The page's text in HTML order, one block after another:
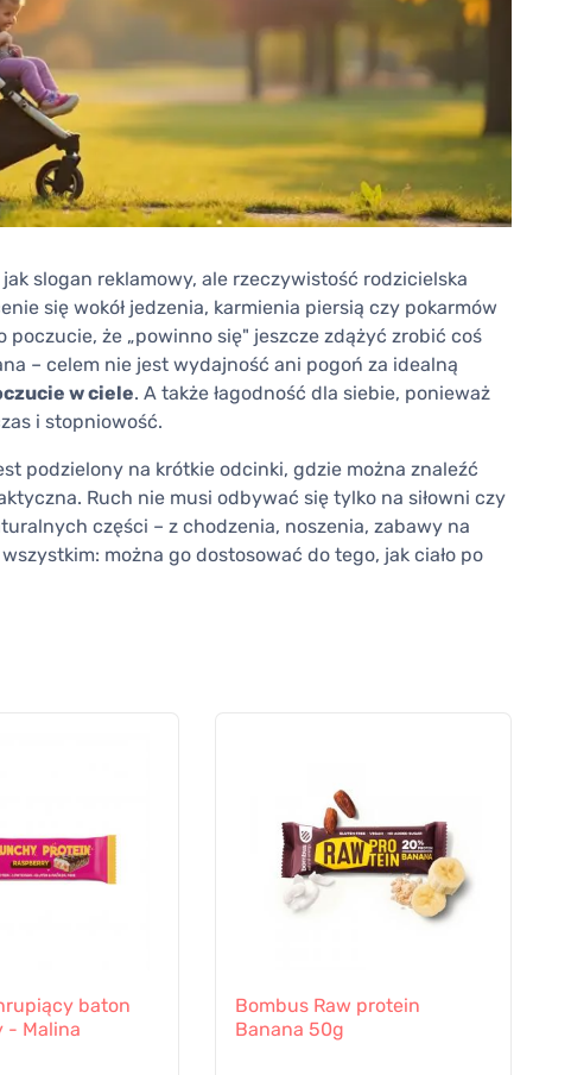
slogan reklamowy, ale rzeczywistość rodzicielska
się wokół jedzenia, karmienia piersią czy pokarmów
że „powinno się" jeszcze zdążyć zrobić coś
– celem nie jest wydajność ani pogoń za idealną
w ciele. A także łagodność dla siebie, ponieważ
i stopniowość.
podzielony na krótkie odcinki, gdzie można znaleźć
Ruch nie musi odbywać się tylko na siłowni czy
części – z chodzenia, noszenia, zabawy na
można go dostosować do tego, jak ciało po
baton
- Malina
Bombus Raw protein
Banana 50g